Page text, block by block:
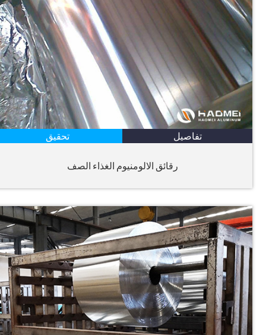
تفاصيل تحقيق
رقائق الالومنيوم الغذاء الصف